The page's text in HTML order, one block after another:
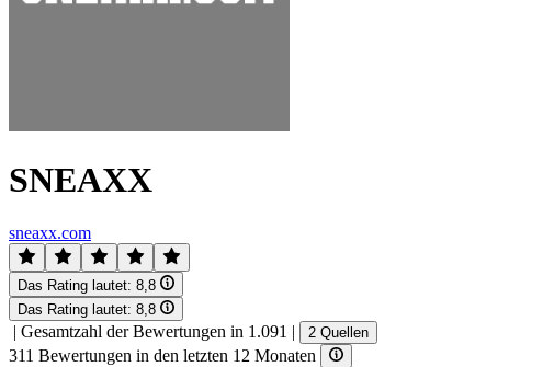
SNEAXX
sneaxx.com
Das Rating lautet: 8,8
Das Rating lautet: 8,8
| Gesamtzahl der Bewertungen in 1.091 | 2 Quellen
311 Bewertungen in den letzten 12 Monaten